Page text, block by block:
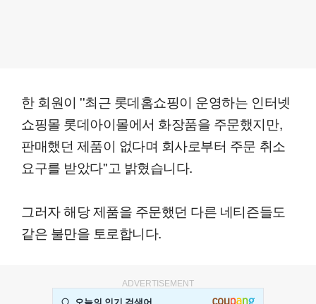
한 회원이 ''최근 롯데홈쇼핑이 운영하는 인터넷
쇼핑몰 롯데아이몰에서 화장품을 주문했지만,
판매했던 제품이 없다며 회사로부터 주문 취소
요구를 받았다''고 밝혔습니다.
그러자 해당 제품을 주문했던 다른 네티즌들도
같은 불만을 토로합니다.
ADVERTISEMENT